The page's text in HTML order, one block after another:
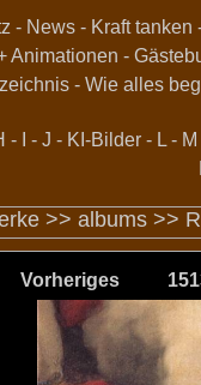
- News- Kraft tanken
Animationen -
- Wie alles
- - J - KI-Bilder - L - M
>> albums >>
Vorheriges